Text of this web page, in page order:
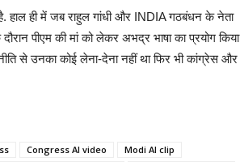
है. हाल ही में जब राहुल गांधी और INDIA गठबंधन के नेता
पीएम की मां को लेकर अभद्र भाषा का प्रयोग किया
से उनका कोई लेना-देना नहीं था फिर भी कांग्रेस और
Congress AI video
Modi AI clip